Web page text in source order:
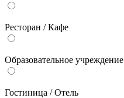
Ресторан / Кафе
Образовательное учреждение
Гостиница / Отель